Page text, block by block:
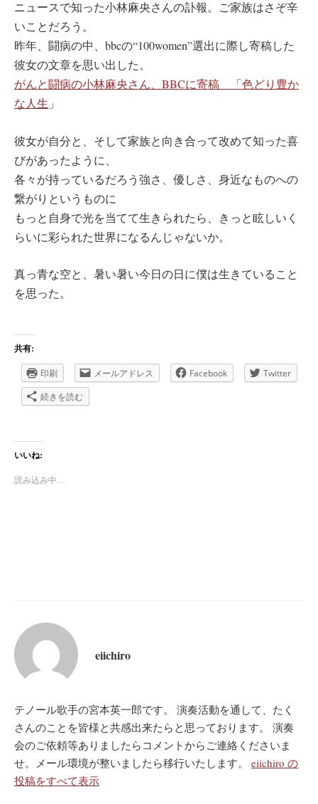
ニュースで知った小林麻央さんの訃報。ご家族はさぞ辛
いことだろう。
昨年、闘病の中、bbcの“100women”選出に際し寄稿した
彼女の文章を思い出した。
がんと闘病の小林麻央さん、BBCに寄稿 「色どり豊か
な人生 」
彼女が自分と、そして家族と向き合って改めて知った喜
びがあったように、
各々が持っているだろう強さ、優しさ、身近なものへの
繋がりというものに
もっと自身で光を当てて生きられたら、きっと眩しいく
らいに彩られた世界になるんじゃないか。
真っ青な空と、暑い暑い今日の日に僕は生きていること
を思った。
共有:
印刷 メールアドレス Facebook
Twitter
続きを読む
いいね:
読み込み中…
eiichiro
テノール歌手の宮本英一郎です。 演奏活動を通して、たく
さんのことを皆様と共感出来たらと思っております。 演奏
会のご依頼等ありましたらコメントからご連絡くださいま
せ。メール環境が整いましたら移行いたします。 eiichiro の
投稿をすべて表示